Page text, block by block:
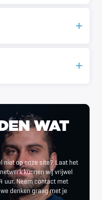
WAT
niet op onze site? Laat het
kunnen wij vrijwel
uur. Neem contact met
denken graag met je